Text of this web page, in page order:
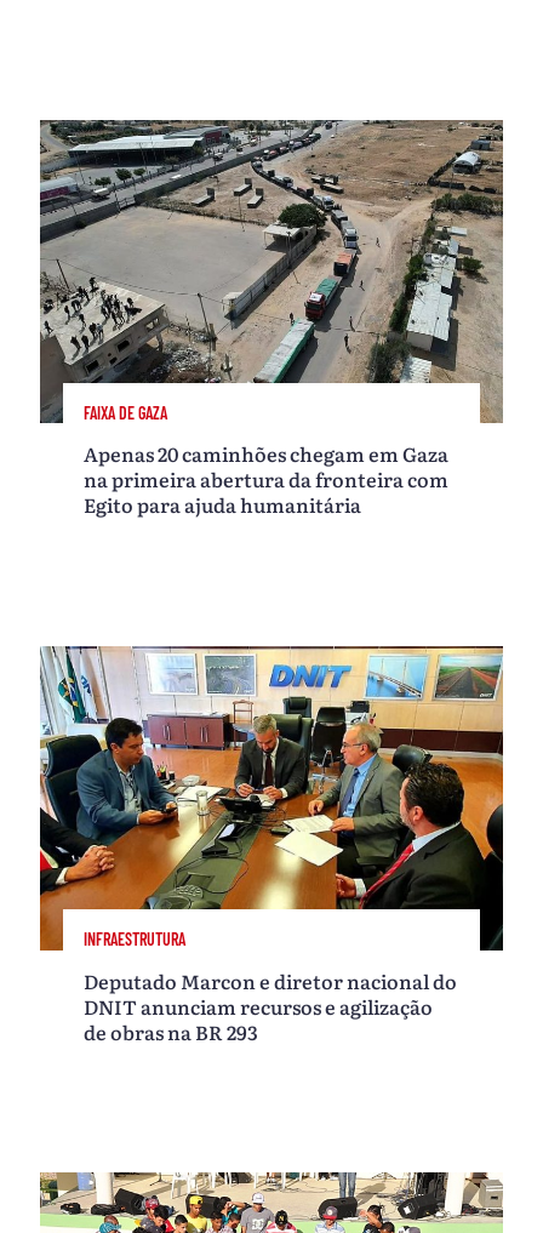
FAIXA DE GAZA
Apenas 20 caminhões chegam em Gaza
na primeira abertura da fronteira com
Egito para ajuda humanitária
INFRAESTRUTURA
Deputado Marcon e diretor nacional do
DNIT anunciam recursos e agilização
de obras na BR 293